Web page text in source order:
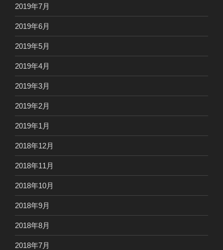
2019年7月
2019年6月
2019年5月
2019年4月
2019年3月
2019年2月
2019年1月
2018年12月
2018年11月
2018年10月
2018年9月
2018年8月
2018年7月